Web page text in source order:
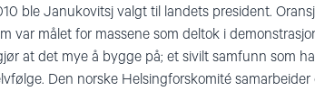
ble Janukovitsj valgt til landets president.
var målet for massene som deltok i
at det mye å bygge på; et sivilt samfunn som
Den norske Helsingforskomité